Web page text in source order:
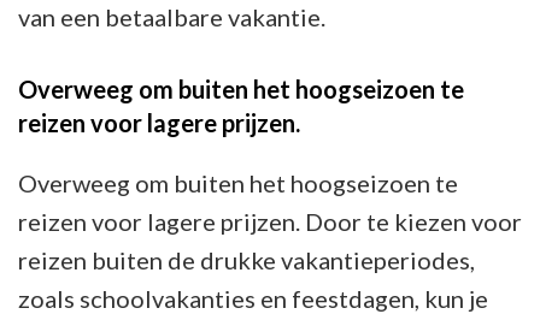
van een betaalbare vakantie.
Overweeg om buiten het hoogseizoen te
reizen voor lagere prijzen.
Overweeg om buiten het hoogseizoen te
reizen voor lagere prijzen. Door te kiezen voor
reizen buiten de drukke vakantieperiodes,
zoals schoolvakanties en feestdagen, kun je